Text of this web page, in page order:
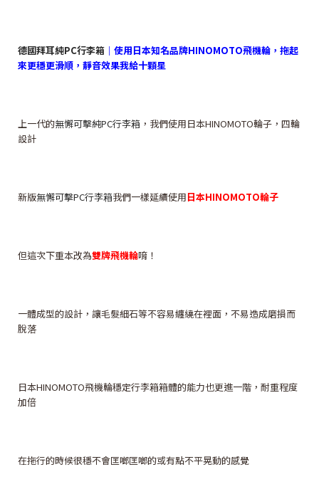
德國拜耳純PC行李箱 ｜使用日本知名品牌HINOMOTO飛機輪，拖起
來更穩更滑順，靜音效果我給十顆星
上一代的無懈可擊純PC行李箱 ，我們使用日本HINOMOTO輪子，四輪
設計
新版無懈可擊PC行李箱我們一樣延續使用日本HINOMOTO輪子
但這次下重本改為雙牌飛機輪唷！
一體成型的設計，讓毛髮細石等不容易纏繞在裡面，不易造成磨損而
脫落
日本HINOMOTO飛機輪穩定行李箱箱體的能力也更進一階，耐重程度
加倍
在拖行的時候很穩不會匡啷匡啷的或有點不平晃動的感覺